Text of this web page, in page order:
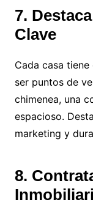
7.
Clave
Cada casa
ser puntos de
chimenea, una
espacioso.
marketing y
8.